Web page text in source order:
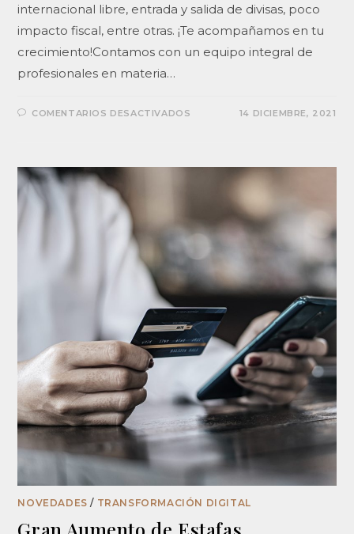
internacional libre, entrada y salida de divisas, poco
impacto fiscal, entre otras. ¡Te acompañamos en tu
crecimiento!Contamos con un equipo integral de
profesionales en materia…
COMENTARIOS DESACTIVADOS 14 DICIEMBRE, 2021
NOVEDADES / TRANSFORMACIÓN DIGITAL